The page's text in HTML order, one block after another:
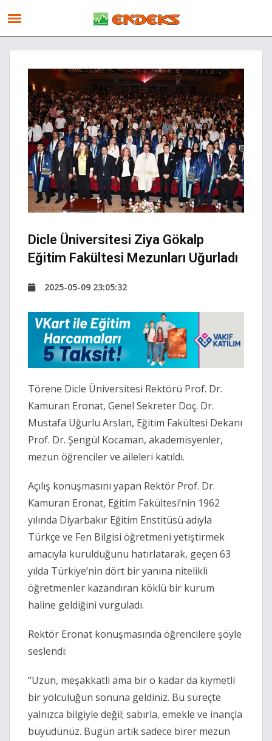
Dicle Üniversitesi Ziya Gökalp
Eğitim Fakültesi Mezunları Uğurladı
2025-05-09 23:05:32
Törene Dicle Üniversitesi Rektörü Prof. Dr.
Kamuran Eronat, Genel Sekreter Doç. Dr.
Mustafa Uğurlu Arslan, Eğitim Fakültesi Dekanı
Prof. Dr. Şengül Kocaman, akademisyenler,
mezun öğrenciler ve aileleri katıldı.
Açılış konuşmasını yapan Rektör Prof. Dr.
Kamuran Eronat, Eğitim Fakültesi’nin 1962
yılında Diyarbakır Eğitim Enstitüsü adıyla
Türkçe ve Fen Bilgisi öğretmeni yetiştirmek
amacıyla kurulduğunu hatırlatarak, geçen 63
yılda Türkiye’nin dört bir yanına nitelikli
öğretmenler kazandıran köklü bir kurum
haline geldiğini vurguladı.
Rektör Eronat konuşmasında öğrencilere şöyle
seslendi:
“Uzun, meşakkatli ama bir o kadar da kıymetli
bir yolculuğun sonuna geldiniz. Bu süreçte
yalnızca bilgiyle değil; sabırla, emekle ve inançla
büyüdünüz. Bugün artık sadece birer mezun